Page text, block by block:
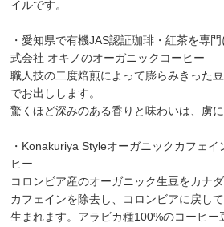
イルです。
・愛知県で有機JAS認証珈琲・紅茶を専
式会社 オキノのオーガニックコーヒー
職人技の二度焙煎によって膨らみきった
でお出しします。
驚くほど深みのある香りと味わいは、虜に
・Konakuriya Styleオーガニックカフェ
ヒー
コロンビア産のオーガニック生豆をカナ
カフェインを除去し、コロンビアに戻し
生まれます。アラビカ種100%のコーヒー